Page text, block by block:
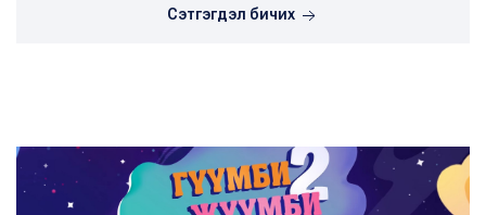
Сэтгэгдэл бичих